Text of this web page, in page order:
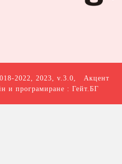
2022, 2023, v.3.0, Акцент
и програмиране : Гейт.БГ